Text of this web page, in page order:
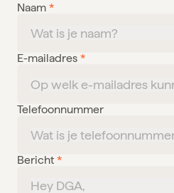
Naam *
E-mailadres *
Telefoonnummer
Bericht *